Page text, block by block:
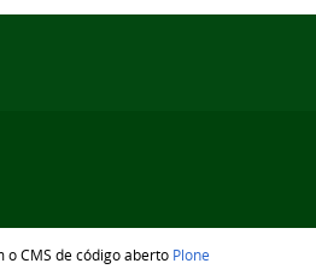
o CMS de código aberto Plone